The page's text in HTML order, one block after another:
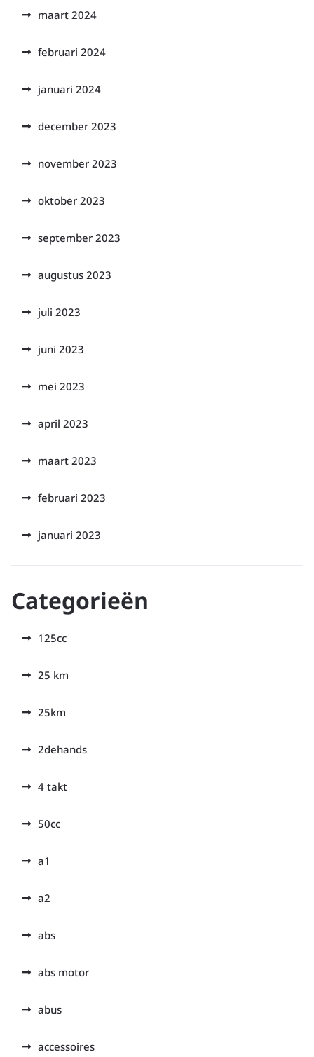
maart 2024
februari 2024
januari 2024
december 2023
november 2023
oktober 2023
september 2023
augustus 2023
juli 2023
juni 2023
mei 2023
april 2023
maart 2023
februari 2023
januari 2023
Categorieën
125cc
25 km
25km
2dehands
4 takt
50cc
a1
a2
abs
abs motor
abus
accessoires